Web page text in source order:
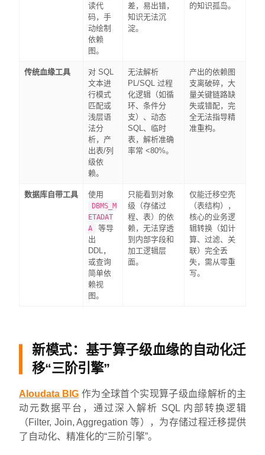
读代
码，手
动绘制
依赖
图。
差，易出错，
知识无法沉
淀。
的知识孤岛。
传统血缘工具
对 SQL
文本进
行模式
匹配或
浅层语
法分
析，产
出表/列
级依
赖。
无法解析
PL/SQL 过程
化逻辑（如循
环、条件分
支）、动态
SQL、临时
表，解析准确
率常 <80%。
产出的依赖图
支离破碎，大
量关键链路缺
失或错配，完
全无法指导精
准重构。
数据库自带工具 使用
DBMS_M
ETADAT
A
等导
出
DDL，
或查询
简单依
赖视
图。
只能看到对象
级（存储过
程、表）的依
赖，无法穿透
到内部字段和
加工逻辑层
面。
仅能迁移空壳
（表结构），
核心的业务逻
辑转换（如计
算、过滤、关
联）完全丢
失，需从零重
写。
新模式：基于算子级血缘的自动化迁
移“三阶引擎”
Aloudata BIG 作为全球首个实现算子级血缘解析的主
动元数据平台，通过深入解析 SQL 内部转换逻辑
（Filter, Join, Aggregation 等），为存储过程迁移提供
了自动化、精准化的“三阶引擎”。